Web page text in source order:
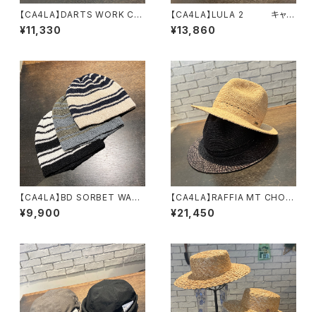
【CA4LA】DARTS WORK CA
S 8 キャスケット TA
M02814
¥11,330
【CA4LA】LULA 2 キャッ
プ SHK01316
¥13,860
【CA4LA】BD SORBET WATC
H ニット DOU0216
7
¥9,900
【CA4LA】RAFFIA MT CHOP
¥21,450